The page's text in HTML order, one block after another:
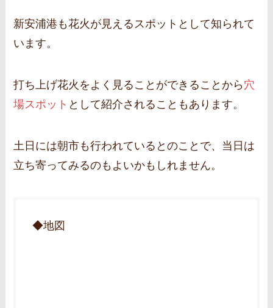
新安浦港も花火が見えるスポットとして知られて
います。
打ち上げ花火をよく見ることができることから 穴
場スポット として紹介されることもあります。
土日には朝市も行われているとのことで、当日は
立ち寄ってみるのもよいかもしれません。
◆地図